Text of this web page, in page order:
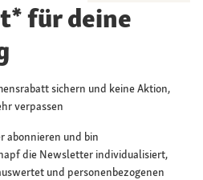
für deine
sichern und keine Aktion,
verpassen
abonnieren und bin
die Newsletter individualisiert,
und personenbezogenen